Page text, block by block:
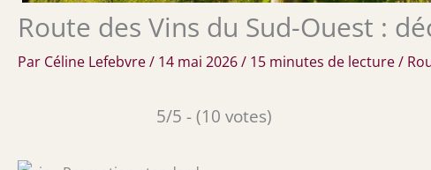
Route des Vins du Sud-Ouest :
Par Céline Lefebvre/ 14 mai 2026/ 15 minutes de lecture/
5/5 - (10 votes)